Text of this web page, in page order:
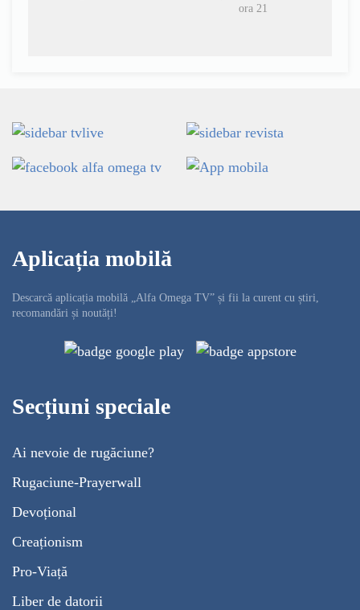
ora 21
Aplicația mobilă
Descarcă aplicația mobilă „Alfa Omega TV” și fii la curent cu știri,
recomandări și noutăți!
Secțiuni speciale
Ai nevoie de rugăciune?
Rugaciune-Prayerwall
Devoțional
Creaționism
Pro-Viață
Liber de datorii